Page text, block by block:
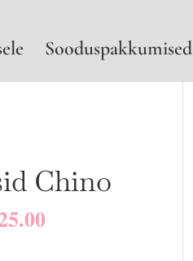
Sooduspakkumised
Chino
Praegune